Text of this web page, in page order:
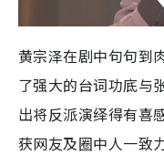
黄宗泽在剧中句句到
了强大的台词功底与
出将反派演绎得有喜
获网友及圈中人一致力